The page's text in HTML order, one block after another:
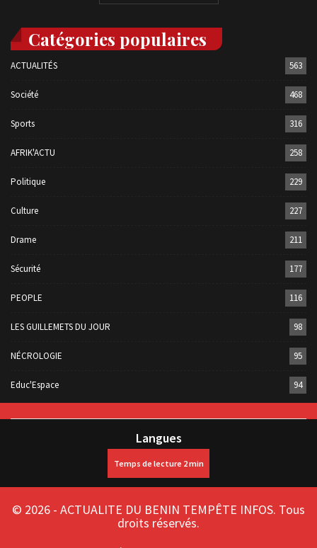
Catégories populaires
ACTUALITÉS 563
Société 468
Sports 316
AFRIK'ACTU 258
Politique 229
Culture 227
Drame 211
Sécurité 177
PEOPLE 116
LES GUILLEMETS DU JOUR 98
NÉCROLOGIE 95
Educ'Espace 94
Langues
© 2026 - ACTUALITE DU BENIN TEMPÊTE INFOS. Tous
droits réservés.